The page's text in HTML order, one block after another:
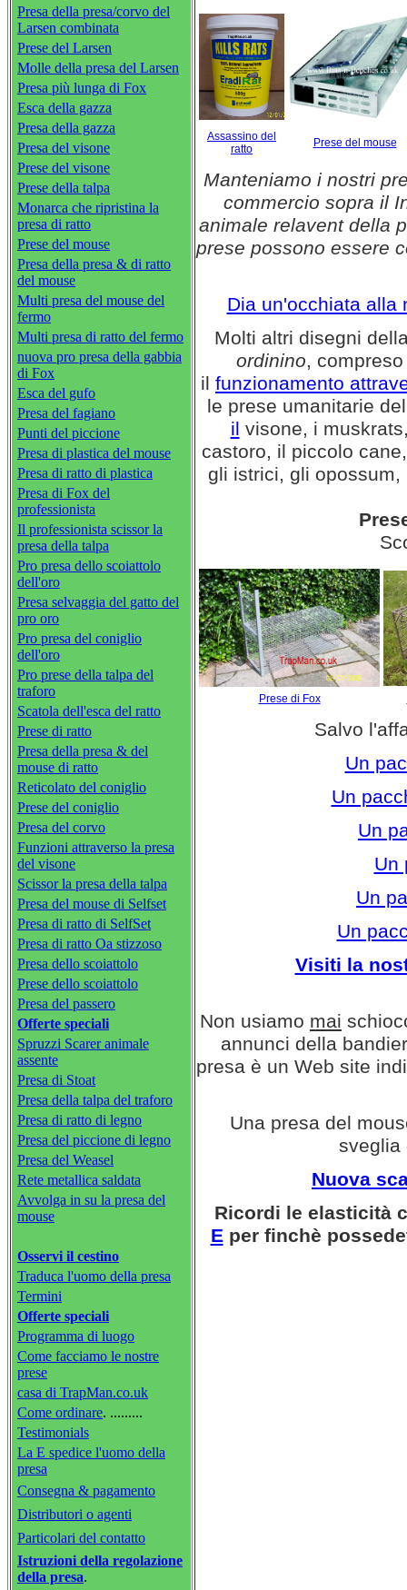
Presa della presa/corvo del
Larsen combinata
Prese del Larsen
Molle della presa del Larsen
Presa più lunga di Fox
Esca della gazza
Presa della gazza
Presa del visone
Prese del visone
Prese della talpa
Monarca che ripristina la
presa di ratto
Prese del mouse
Presa della presa & di ratto
del mouse
Multi presa del mouse del
fermo
Multi presa di ratto del fermo
nuova pro presa della gabbia
di Fox
Esca del gufo
Presa del fagiano
Punti del piccione
Presa di plastica del mouse
Presa di ratto di plastica
Presa di Fox del
professionista
Il professionista scissor la
presa della talpa
Pro presa dello scoiattolo
dell'oro
Presa selvaggia del gatto del
pro oro
Pro presa del coniglio
dell'oro
Pro prese della talpa del
traforo
Scatola dell'esca del ratto
Prese di ratto
Presa della presa & del
mouse di ratto
Reticolato del coniglio
Prese del coniglio
Presa del corvo
Funzioni attraverso la presa
del visone
Scissor la presa della talpa
Presa del mouse di Selfset
Presa di ratto di SelfSet
Presa di ratto Oa stizzoso
Presa dello scoiattolo
Prese dello scoiattolo
Presa del passero
Offerte speciali
Spruzzi Scarer animale
assente
Presa di Stoat
Presa della talpa del traforo
Presa di ratto di legno
Presa del piccione di legno
Presa del Weasel
Rete metallica saldata
Avvolga in su la presa del
mouse
Osservi il cestino
Traduca l'uomo della presa
Termini
Offerte speciali
Programma di luogo
Come facciamo le nostre
prese
casa di TrapMan.co.uk
Come ordinare. .........
Testimonials
La E spedice l'uomo della
presa
Consegna & pagamento
Distributori o agenti
Particolari del contatto
Istruzioni della regolazione
della presa.
Assassino del
ratto
Prese del mouse
Manteniamo i nostri
commercio sopra il
animale relavent della
prese possono essere
Dia un'occhiata alla
Molti altri disegni
ordinino,
il funzionamento
le prese umanitarie
il visone, i
castoro, il piccolo
gli istrici, gli
Prese di Fox
Salvo
Un
Un
Un
Un
Un
Un
Visiti la
Non usiamo mai
annunci della
presa è un Web site
Una presa del
sveglia
Nuova
Ricordi le elasticità
Eper finchè